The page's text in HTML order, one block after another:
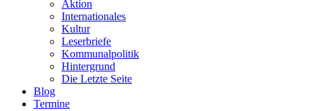
Aktion
Internationales
Kultur
Leserbriefe
Kommunalpolitik
Hintergrund
Die Letzte Seite
Blog
Termine